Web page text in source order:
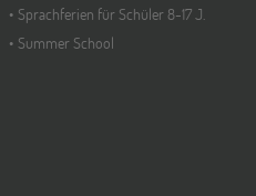
Sprachferien für Schüler 8-17 J.
Summer School